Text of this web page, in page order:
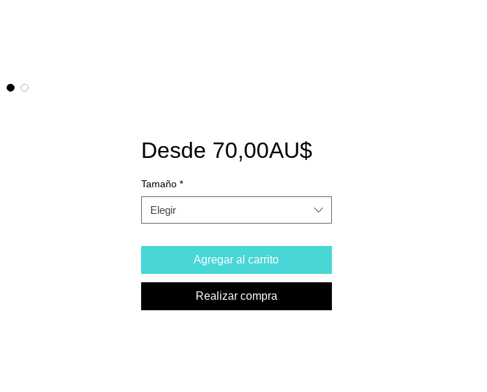
Desde 70,00AU$Precio
oferta
Tamaño *
Elegir
Agregar al carrito
Realizar compra